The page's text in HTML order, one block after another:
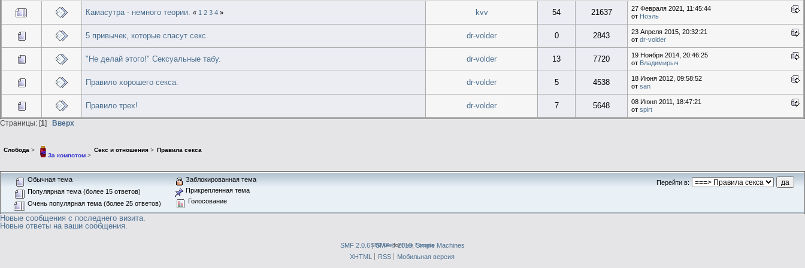
Камасутра - немного теории. « 1 2 3 4 » kvv 54 21637
27 Февраля 2021, 11:45:44
от Ноэль
5 привычек, которые спасут секс dr-volder 0 2843
23 Апреля 2015, 20:32:21
отdr-volder
"Не делай этого!" Сексуальные табу. dr-volder 13 7720
19 Ноября 2014, 20:46:25
от Владимирыч
Правило хорошего секса. dr-volder 5 4538
18 Июня 2012, 09:58:52
отsan
Правило трех! dr-volder 7 5648
08 Июня 2011, 18:47:21
отspirt
Страницы: [1] Вверх
Слобода >
За компотом>
Секс и отношения> Правила секса
Перейти в:
Обычная тема
Популярная тема (более 15 ответов)
Очень популярная тема (более 25 ответов)
Заблокированная тема
Прикрепленная тема
Голосование
Новые сообщения с последнего визита.
Новые ответы на ваши сообщения.
SMF 2.0.6|SMF © 2013,Simple Machines
SMFAdsforFree Forums
XHTML RSS
Мобильная версия